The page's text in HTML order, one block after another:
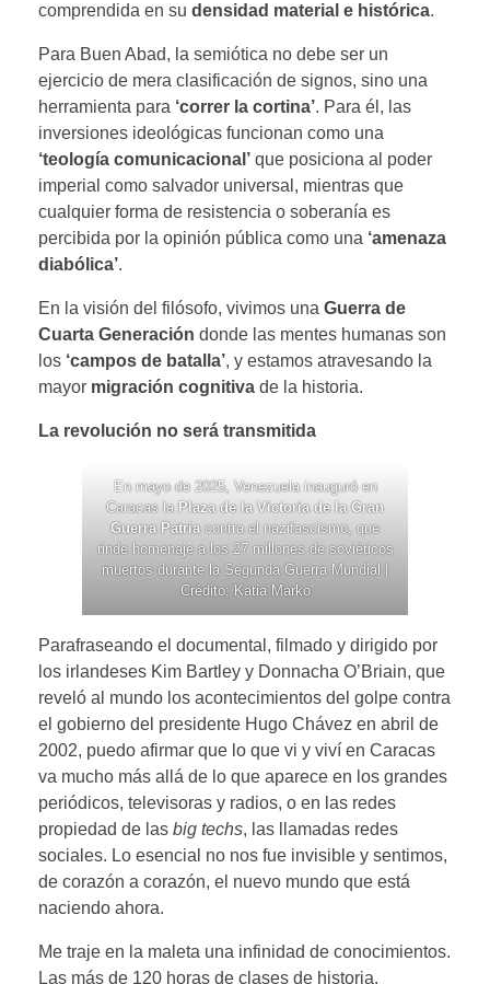
comprendida en su densidad material e histórica.
Para Buen Abad, la semiótica no debe ser un
ejercicio de mera clasificación de signos, sino una
herramienta para ‘correr la cortina’. Para él, las
inversiones ideológicas funcionan como una
‘teología comunicacional’ que posiciona al poder
imperial como salvador universal, mientras que
cualquier forma de resistencia o soberanía es
percibida por la opinión pública como una ‘amenaza
diabólica’.
En la visión del filósofo, vivimos una Guerra de
Cuarta Generación donde las mentes humanas son
los ‘campos de batalla’, y estamos atravesando la
mayor migración cognitiva de la historia.
La revolución no será transmitida
En mayo de 2025, Venezuela inauguró en
Caracas la Plaza de la Victoria de la Gran
Guerra Patriacontra el nazifascismo, que
rinde homenaje a los 27 millones de soviéticos
muertos durante la Segunda Guerra Mundial |
Crédito: Katia Marko
Parafraseando el documental, filmado y dirigido por
los irlandeses Kim Bartley y Donnacha O’Briain, que
reveló al mundo los acontecimientos del golpe contra
el gobierno del presidente Hugo Chávez en abril de
2002, puedo afirmar que lo que vi y viví en Caracas
va mucho más allá de lo que aparece en los grandes
periódicos, televisoras y radios, o en las redes
propiedad de las big techs, las llamadas redes
sociales. Lo esencial no nos fue invisible y sentimos,
de corazón a corazón, el nuevo mundo que está
naciendo ahora.
Me traje en la maleta una infinidad de conocimientos.
Las más de 120 horas de clases de historia,